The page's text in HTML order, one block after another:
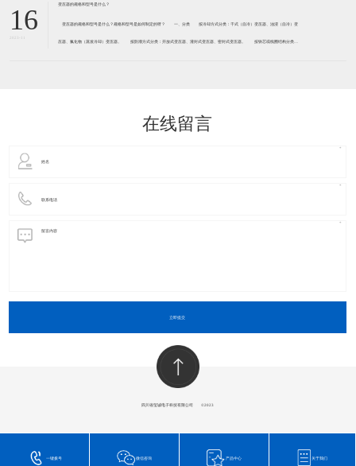
16
变压器的规格和型号是什么？
变压器的规格和型号是什么？规格和型号是如何制定的呀？ 一、分类 按冷却方式分类：干式（自冷）变压器、油浸（自冷）变
压器、氟化物（蒸发冷却）变压器。 按防潮方式分类：开放式变压器、灌封式变压器、密封式变压器。 按铁芯或线圈结构分类：
在线留言
立即提交
四川省玺诚电子科技有限公司 ​©2023
一键拨号 微信咨询 产品中心 关于我们